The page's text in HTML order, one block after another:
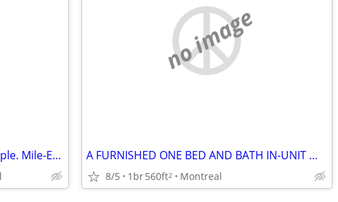
Stylish furnished apart for 2-3 people. Mile-End
no image
A FURNISHED ONE BED AND BATH IN-UNIT WASHER AVAIL...
8/5 1br560ft2 Montreal